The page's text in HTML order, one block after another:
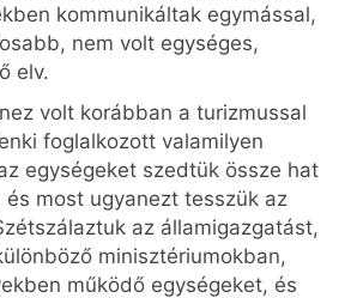
kommunikáltak egymással,
nem volt egységes,
elv.
volt korábban a turizmussal
foglalkozott valamilyen
egységeket szedtük össze hat
most ugyanezt tesszük az
az államigazgatást,
minisztériumokban,
működő egységeket, és